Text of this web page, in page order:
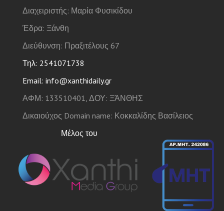
Διαχειριστής: Μαρία Φυσικίδου
Έδρα: Ξάνθη
Διεύθυνση: Πραξιτέλους 67
Τηλ: 2541071738
Email: info@xanthidaily.gr
ΑΦΜ: 133510401, ΔΟΥ: ΞΆΝΘΗΣ
Δικαιούχος Domain name: Κοκκαλίδης Βασίλειος
Μέλος του